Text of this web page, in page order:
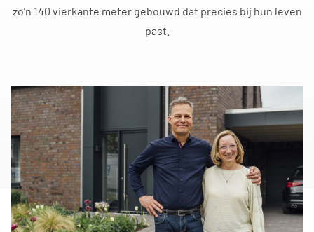
zo’n 140 vierkante meter gebouwd dat precies bij hun leven
past.